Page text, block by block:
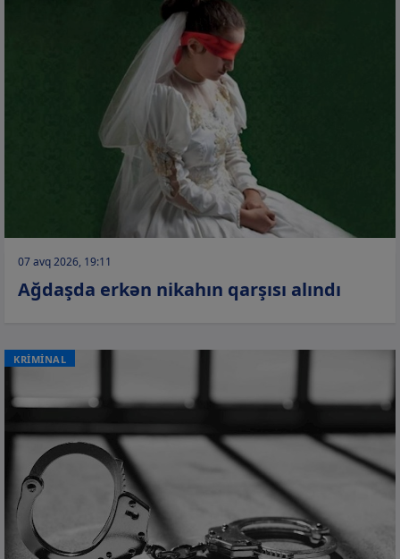
07 avq 2026, 19:11
Ağdaşda erkən nikahın qarşısı alındı
KRİMİNAL